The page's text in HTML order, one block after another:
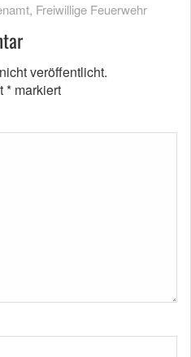
, Freiwillige Feuerwehr
veröffentlicht.
* markiert